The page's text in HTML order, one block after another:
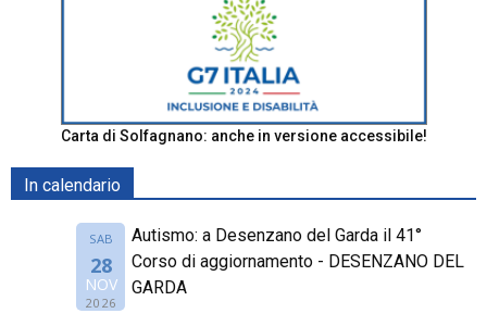
Carta di Solfagnano: anche in versione accessibile!
In calendario
SAB
28
NOV
2026
Autismo: a Desenzano del Garda il 41°
Corso di aggiornamento - DESENZANO DEL
GARDA